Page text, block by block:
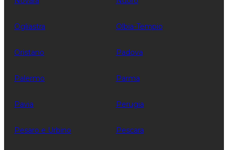
Ogliastra Olbia-Tempio
Oristano Padova
Palermo Parma
Pavia Perugia
Pesaro e Urbino Pescara